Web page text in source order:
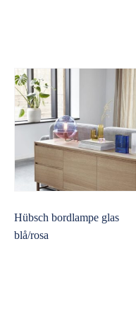
Hübsch bordlampe glas
blå/rosa